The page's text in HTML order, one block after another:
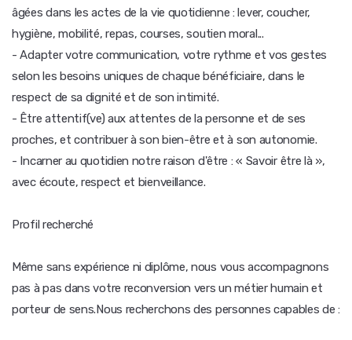
âgées dans les actes de la vie quotidienne : lever, coucher,
hygiène, mobilité, repas, courses, soutien moral...
- Adapter votre communication, votre rythme et vos gestes
selon les besoins uniques de chaque bénéficiaire, dans le
respect de sa dignité et de son intimité.
- Être attentif(ve) aux attentes de la personne et de ses
proches, et contribuer à son bien-être et à son autonomie.
- Incarner au quotidien notre raison d'être : « Savoir être là »,
avec écoute, respect et bienveillance.
Profil recherché
Même sans expérience ni diplôme, nous vous accompagnons
pas à pas dans votre reconversion vers un métier humain et
porteur de sens.Nous recherchons des personnes capables de :